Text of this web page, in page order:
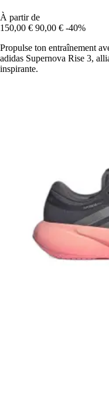
À partir de
150,00 € 90,00 € -40%
Propulse ton entraînement
adidas Supernova Rise 3,
inspirante.